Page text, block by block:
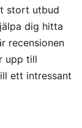
stort utbud
dig hitta
recensionen
upp till
ett intressant